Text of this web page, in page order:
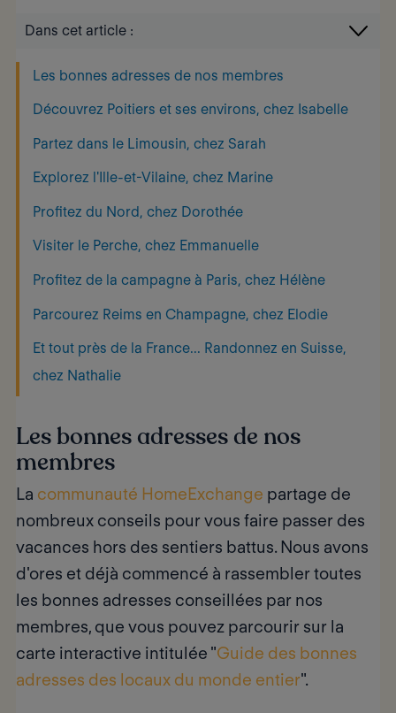
Dans cet article :
Les bonnes adresses de nos membres
Découvrez Poitiers et ses environs, chez Isabelle
Partez dans le Limousin, chez Sarah
Explorez l'Ille-et-Vilaine, chez Marine
Profitez du Nord, chez Dorothée
Visiter le Perche, chez Emmanuelle
Profitez de la campagne à Paris, chez Hélène
Parcourez Reims en Champagne, chez Elodie
Et tout près de la France... Randonnez en Suisse,
chez Nathalie
Les bonnes adresses de nos
membres
La communauté HomeExchange partage de
nombreux conseils pour vous faire passer des
vacances hors des sentiers battus. Nous avons
d'ores et déjà commencé à rassembler toutes
les bonnes adresses conseillées par nos
membres, que vous pouvez parcourir sur la
carte interactive intitulée "Guide des bonnes
adresses des locaux du monde entier".